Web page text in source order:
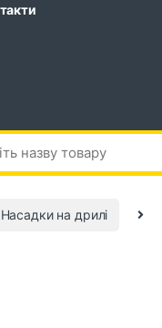
Насадки на дрилі